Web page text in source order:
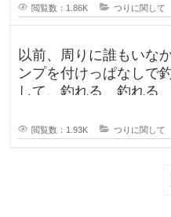
閲覧数：1.86K つりに関して
以前、周りに誰もいな
ンプを付けっぱなしで
して、釣れる、釣れる
閲覧数：1.93K つりに関して